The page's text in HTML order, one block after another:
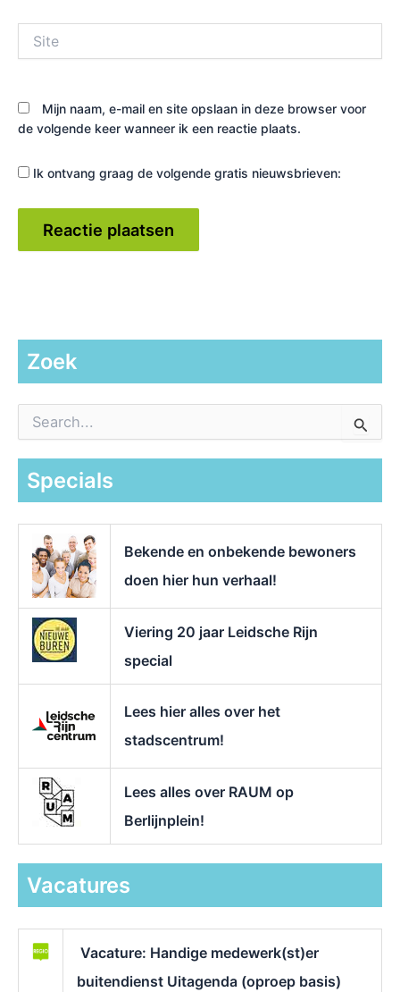
Mijn naam, e-mail en site opslaan in deze browser voor
de volgende keer wanneer ik een reactie plaats.
Ik ontvang graag de volgende gratis nieuwsbrieven:
Zoek
a
Specials
Bekende en onbekende bewoners
doen hier hun verhaal!
Viering 20 jaar Leidsche Rijn
special
Lees hier alles over het
stadscentrum!
Lees alles over RAUM op
Berlijnplein!
Vacatures
Vacature: Handige medewerk(st)er
buitendienst Uitagenda (oproep basis)